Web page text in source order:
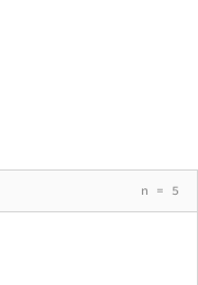
n = 5